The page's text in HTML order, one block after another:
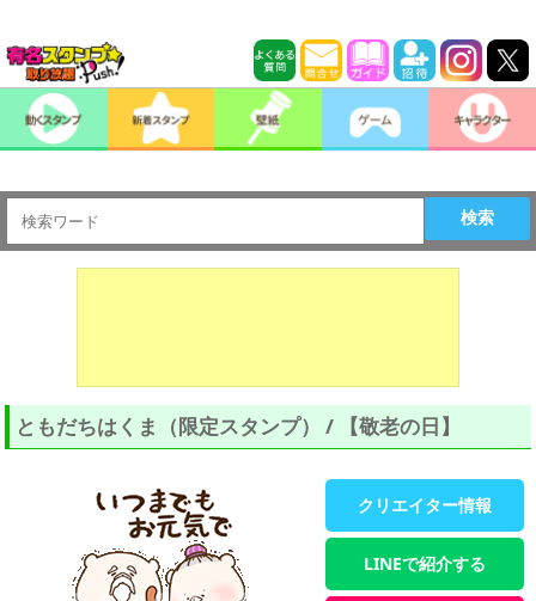
検索
ともだちはくま（限定スタンプ） / 【敬老の日】
クリエイター情報
LINEで紹介する